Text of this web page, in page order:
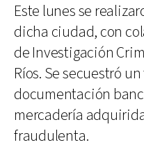
Este lunes se
dicha ciudad, con
de Investigación
Ríos. Se secuestró
documentación
mercadería
fraudulenta.